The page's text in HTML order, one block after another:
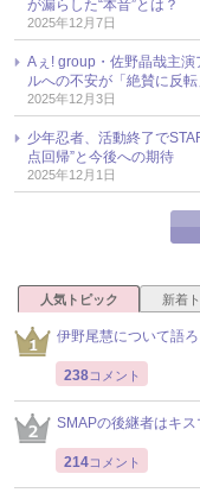
が漏らした“本音”とは？
2025年12月7日
Aぇ! group・佐野晶哉主
ルへの不安が「絶賛に反
2025年12月3日
少年忍者、活動終了で
点回帰”と今後への期待
2025年12月1日
人気トピック 新着
伊野尾慧について語ろ
238コメント
SMAPの後継者はキ
214コメント